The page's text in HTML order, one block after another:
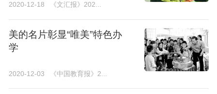
2020-12-18 《文汇报》202...
美的名片彰显“唯美”特色办
学
2020-12-03 《中国教育报》2...